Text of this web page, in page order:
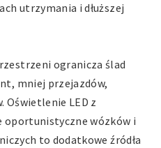
utrzymania i dłuższej
ogranicza ślad
mniej przejazdów,
Oświetlenie LED z
oportunistyczne wózków i
to dodatkowe źródła